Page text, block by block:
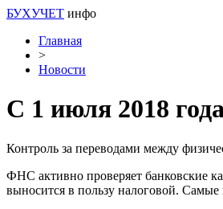
БУХУЧЕТ инфо
Главная
>
Новости
С 1 июля 2018
Контроль за переводами между
ФНС активно проверяет банковские
выносится в пользу налоговой.